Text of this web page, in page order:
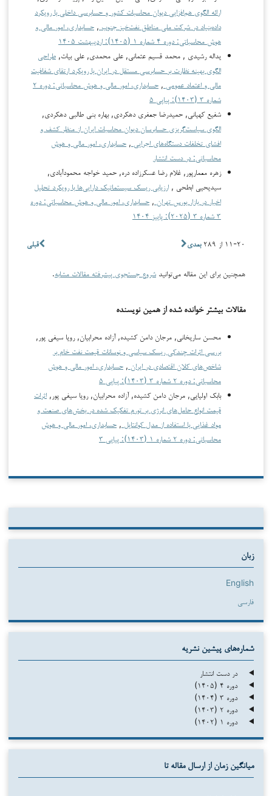
ارائه الگوی هم‌افزایی دیوان محاسبات کشور و حسابرسی داخلی با رویکرد
داده‌بنیاد در شرکت ملی مناطق نفت‌خیز جنوب , حسابداری، امور مالی و
هوش محاسباتی: دوره ۴ شماره ۱ (۱۴۰۵): اردیبهشت ۱۴۰۵
یداله رشیدی , محمد قسیم عثمانی, علی محمدی, علی بیات, طراحی
الگوی بهینه نظارت بر حسابرسی مستقل در ایران با رویکرد ارتقای شفافیت
مالی و اعتماد عمومی ,
حسابداری، امور مالی و هوش محاسباتی: دوره ۲
شماره ۳ (۱۴۰۳): پیاپی ۵
شفیع کهیانی, حمیدرضا جعفری دهکردی, بهاره بنی طالبی دهکردی,
الگوی سیاست‌گریزی حسابرسان دیوان محاسبات ایران از منظر کشف و
افشای تخلفات دستگاه‌های اجرایی , حسابداری، امور مالی و هوش
محاسباتی: در دست انتشار
زهره معمارپور, غلام رضا عسکرزاده دره, حمید خواجه محمودآبادی,
سیدیحیی ابطحی , ارزیابی ریسک سیستماتیک دارایی‌ها با رویکرد تحلیل
اخبار در بازار بورس تهران , حسابداری، امور مالی و هوش محاسباتی: دوره
۳ شماره ۳ (۲۰۲۵): پاییز ۱۴۰۴
قبلی ۱۱-۲۰ از ۲۸۹ بعدی
همچنین برای این مقاله می‌توانید شروع جستجوی پیشرفته مقالات مشابه.
مقالات بیشتر خوانده شده از همین نویسنده
محسن ساریخانی, مرجان دامن کشیده, آزاده محرابیان, رویا سیفی پور,
بررسی اثرات چندکی ریسک سیاسی و نوسانات قیمت نفت خام بر
شاخص‌های کلان اقتصادی در ایران , حسابداری، امور مالی و هوش
محاسباتی: دوره ۲ شماره ۳ (۱۴۰۳): پیاپی ۵
بابک اولیایی, مرجان دامن کشیده, آزاده محرابیان, رویا سیفی پور, اثرات
قیمت انواع حامل‌های انرژی بر تورم تفکیک شده در بخش‌های صنعت و
مواد غذایی با استفاده از مدل کوانتایل , حسابداری، امور مالی و هوش
محاسباتی: دوره ۲ شماره ۱ (۱۴۰۳): پیاپی ۳
زبان
English
فارسی
شماره‌های پیشین نشریه
در دست انتشار
دوره ۴ (۱۴۰۵)
دوره ۳ (۱۴۰۴)
دوره ۲ (۱۴۰۳)
دوره ۱ (۱۴۰۲)
میانگین زمان از ارسال مقاله تا